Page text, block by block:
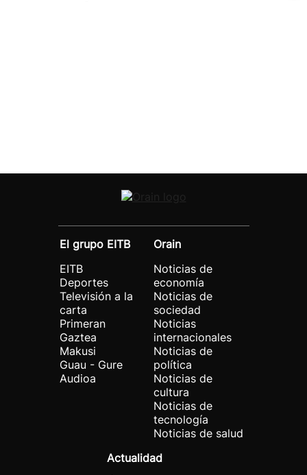
El grupo EITB
EITB
Deportes
Televisión a la
carta
Primeran
Gaztea
Makusi
Guau - Gure
Audioa
Orain
Noticias de
economía
Noticias de
sociedad
Noticias
internacionales
Noticias de
política
Noticias de
cultura
Noticias de
tecnología
Noticias de salud
Actualidad